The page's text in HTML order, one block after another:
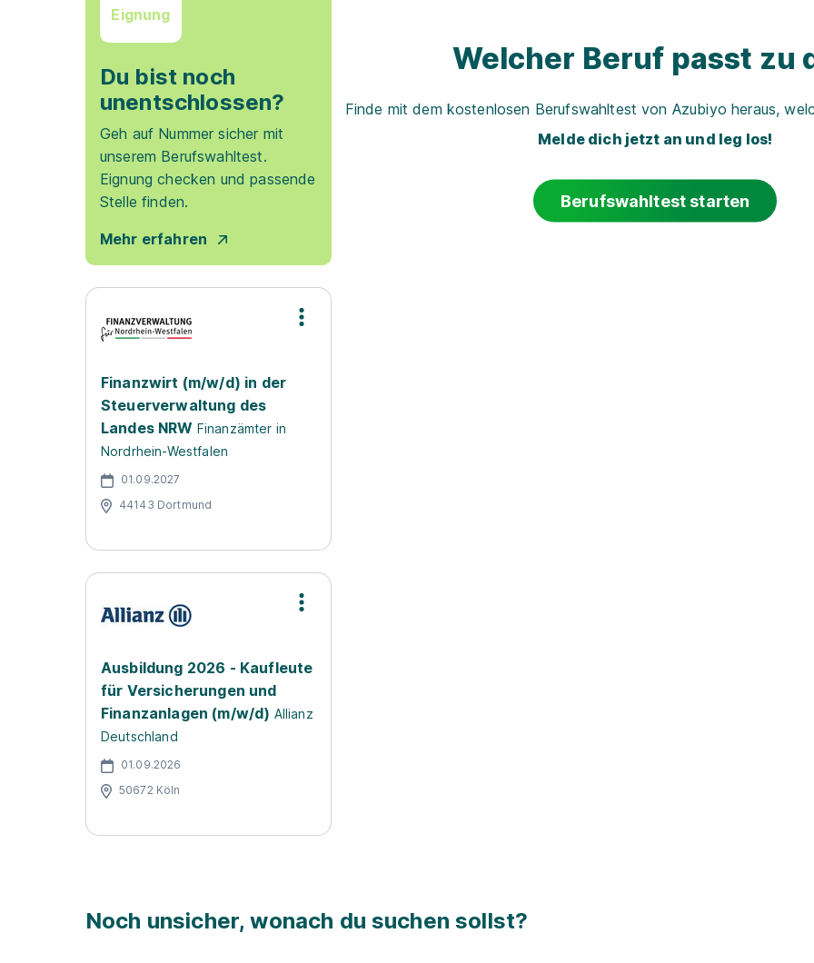
Eignung
Du bist noch
unentschlossen?
Geh auf Nummer sicher mit
unserem Berufswahltest.
Eignung checken und passende
Stelle finden.
Mehr erfahren
Finanzwirt (m/w/d) in der
Steuerverwaltung des
Landes NRW Finanzämter in
Nordrhein-Westfalen
01.09.2027
44143 Dortmund
Ausbildung 2026 - Kaufleute
für Versicherungen und
Finanzanlagen (m/w/d) Allianz
Deutschland
01.09.2026
50672 Köln
Welcher Beruf passt zu
Finde mit dem kostenlosen Berufswahltest von Azubiyo heraus,
Melde dich jetzt an und leg los!
Berufswahltest starten
Noch unsicher, wonach du suchen sollst?